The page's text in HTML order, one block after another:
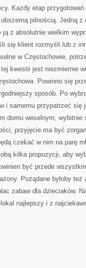
Każdy etap
pilnością. Jedną
z absolutnie wielkim
się klient rozmyśli lub z
w Częstochowie,
kwestii jest niezmiernie
Powinno się
sposób. Po
i samemu przypatrzeć się
domu weselnym, wybitnie
przyjęcie ma być
czekać w nim na parę
kilka propozycji, aby
być przede
Pożądane byłoby też
zabaw dla dzieciaków.
najlepszy i z